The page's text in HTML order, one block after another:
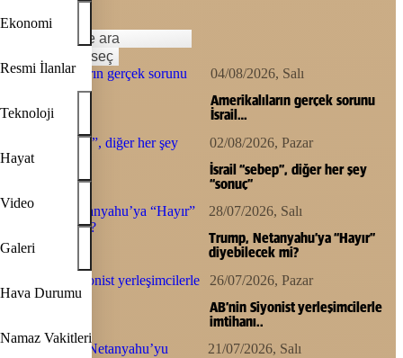
Ekonomi
Resmi İlanlar
Teknoloji
Hayat
Video
Galeri
Hava Durumu
Namaz Vakitleri
Tarih aralığı seç
04/08/2026, Salı
Amerikalıların gerçek sorunu
İsrail…
02/08/2026, Pazar
İsrail “sebep”, diğer her şey
“sonuç”
28/07/2026, Salı
Trump, Netanyahu’ya “Hayır”
diyebilecek mi?
26/07/2026, Pazar
AB’nin Siyonist yerleşimcilerle
imtihanı..
21/07/2026, Salı